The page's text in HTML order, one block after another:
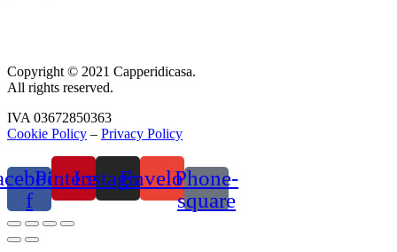
Copyright © 2021 Capperidicasa.
All rights reserved.
IVA 03672850363
Cookie Policy – Privacy Policy
f
PinterestInstagramEnvelopePhone-
square